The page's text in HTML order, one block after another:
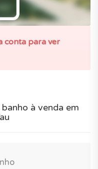
conta para ver
à venda em